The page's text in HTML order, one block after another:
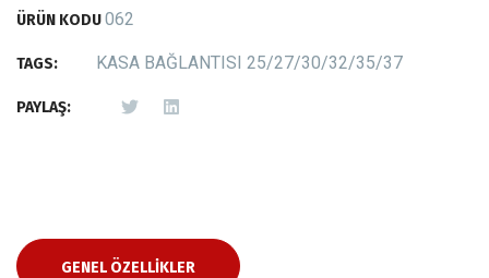
ÜRÜN KODU062
TAGS: KASA BAĞLANTISI 25/27/30/32/35/37
PAYLAŞ:
GENEL ÖZELLIKLER